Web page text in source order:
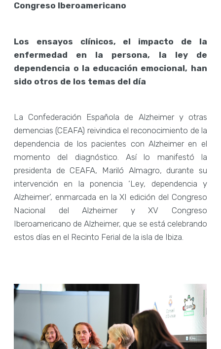
Congreso Iberoamericano
Los ensayos clínicos, el impacto de la
enfermedad en la persona, la ley de
dependencia o la educación emocional, han
sido otros de los temas del día
La Confederación Española de Alzheimer y otras
demencias (CEAFA) reivindica el reconocimiento de la
dependencia de los pacientes con Alzheimer en el
momento del diagnóstico. Así lo manifestó la
presidenta de CEAFA, Mariló Almagro, durante su
intervención en la ponencia ‘Ley, dependencia y
Alzheimer’, enmarcada en la XI edición del Congreso
Nacional del Alzheimer y XV Congreso
Iberoamericano de Alzheimer, que se está celebrando
estos días en el Recinto Ferial de la isla de Ibiza.